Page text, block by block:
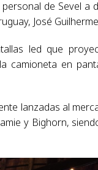
de Sevel a
José
led que
camioneta en
lanzadas al
y Bighorn,